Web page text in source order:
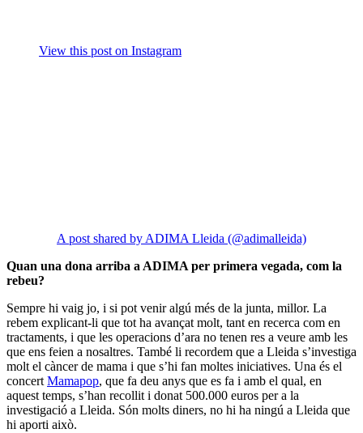
View this post on Instagram
A post shared by ADIMA Lleida (@adimalleida)
Quan una dona arriba a ADIMA per primera vegada, com la
rebeu?
Sempre hi vaig jo, i si pot venir algú més de la junta, millor. La
rebem explicant-li que tot ha avançat molt, tant en recerca com en
tractaments, i que les operacions d’ara no tenen res a veure amb les
que ens feien a nosaltres. També li recordem que a Lleida s’investiga
molt el càncer de mama i que s’hi fan moltes iniciatives. Una és el
concertMamapop, que fa deu anys que es fa i amb el qual, en
aquest temps, s’han recollit i donat 500.000 euros per a la
investigació a Lleida. Són molts diners, no hi ha ningú a Lleida que
hi aporti això.